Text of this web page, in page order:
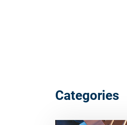
Categories